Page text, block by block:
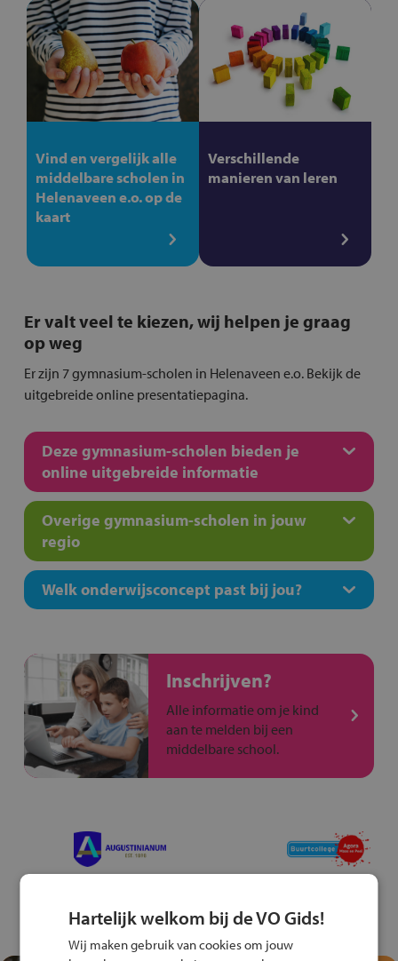
Vind en vergelijk alle
middelbare scholen in
Helenaveen e.o. op de
kaart
Verschillende
manieren van leren
Er valt veel te kiezen, wij helpen je graag
op weg
Er zijn 7 gymnasium-scholen in Helenaveen e.o. Bekijk de
uitgebreide online presentatiepagina.
Deze gymnasium-scholen bieden je
online uitgebreide informatie
Overige gymnasium-scholen in jouw
regio
Welk onderwijsconcept past bij jou?
Inschrijven?
Alle informatie om je kind
aan te melden bij een
middelbare school.
Hartelijk welkom bij de VO Gids!
Wij maken gebruik van cookies om jouw